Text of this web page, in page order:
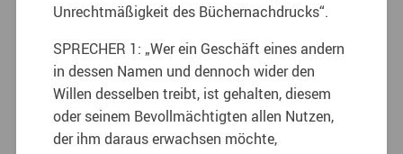
Unrechtmäßigkeit des Büchernachdrucks“.
SPRECHER 1: „Wer ein Geschäft eines andern
in dessen Namen und dennoch wider den
Willen desselben treibt, ist gehalten, diesem
oder seinem Bevollmächtigten allen Nutzen,
der ihm daraus erwachsen möchte,